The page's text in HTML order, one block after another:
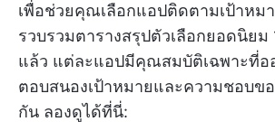
เพื่อช่วยคุณเลือกแอปติดตามเป้าหม
รวบรวมตารางสรุปตัวเลือกยอดนิยม
แล้ว แต่ละแอปมีคุณสมบัติเฉพาะที่อ
ตอบสนองเป้าหมายและความชอบข
กัน ลองดูได้ที่นี่: